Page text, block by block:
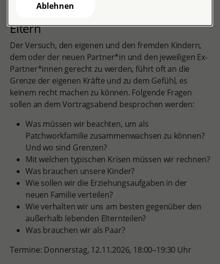
Ein Gesprächsabend für Patchwork-
Eltern
Der Versuch, den eigenen und den fremden Kindern,
dem oder der neuen Partner*in und den jeweiligen Ex-
Partner*innen gerecht zu werden, führt oft an die
Grenze der eigenen Kräfte und zu dem Gefühl, es
keinem recht machen zu können. Folgende Fragen
sollen an dem Vortragsabend besprochen werden:
Was müssen wir beachten, um als
Patchworkfamilie zusammenwachsen zu können?
Und wo sind Grenzen?
Mit welchen typischen Krisen müssen wir rechnen?
Was brauchen unsere Kinder?
Wie sollen wir die Erziehungsaufgaben in der
neuen Familie verteilen?
Wie verhalten wir uns am besten gegenüber den
außerhalb lebenden Elternteilen?
Was brauchen wir als Paar?
Termine: Donnerstag, 12.11.2026, 18:00–19:30 Uhr
Ablehnen